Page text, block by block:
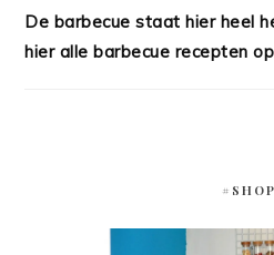
De barbecue staat hier heel
hier alle barbecue recepten
#SHOP